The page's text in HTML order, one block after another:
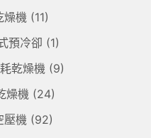
燥機 (11)
預冷卻 (1)
乾燥機 (9)
燥機 (24)
壓機 (92)